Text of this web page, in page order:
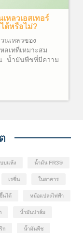
หลวเอสเทอร์
ด้หรือไม่?
นเหลวของ
เทที่เหมาะสม
น น้ำมันพืชที่มีความ
ะคู่ C=C 1 พันธะ)
ลโนเลนิก (พันธะ
บแห้ง น้ำมัน FR3®
เรซิ่น ในอาคาร
นได้ หม้อแปลงไฟฟ้า
น้ำมันปาล์ม
ก น้ำมันพืช